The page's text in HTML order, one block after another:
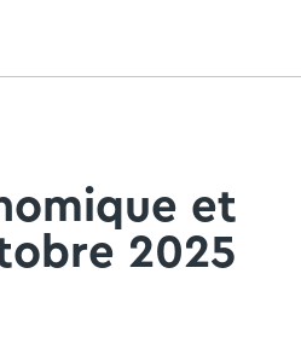
et
2025